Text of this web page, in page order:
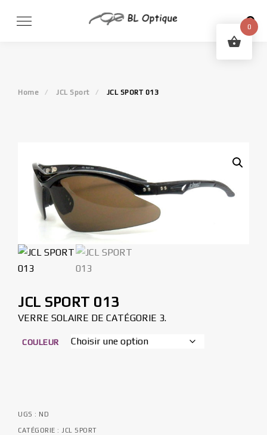
Home JCL Sport JCL SPORT 013
JCL SPORT 013
VERRE SOLAIRE DE CATÉGORIE 3.
COULEUR
UGS : ND
CATÉGORIE : JCL SPORT
0